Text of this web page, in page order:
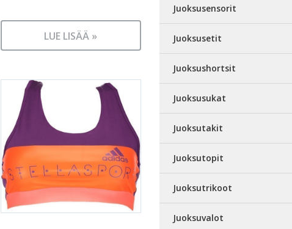
LUE LISÄÄ »
Juoksusensorit
Juoksusetit
Juoksushortsit
Juoksusukat
Juoksutakit
Juoksutopit
Juoksutrikoot
Juoksuvalot